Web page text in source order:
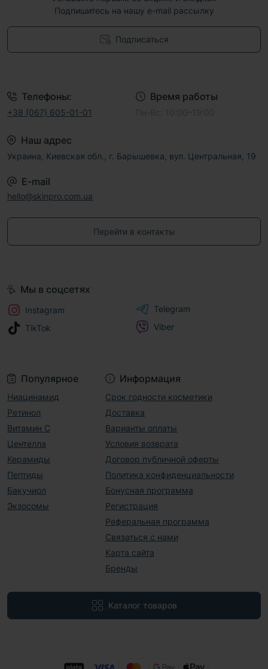
Подпишитесь на нашу e-mail рассылку
Подписаться
Телефоны:
+38 (067) 605-01-01
Время работы
Наш адрес
Украина, Киевская обл., г. Барышевка, вул. Центральная, 19
E-mail
hello@skinpro.com.ua
Перейти в контакты
Популярное
Ниацинамид
Ретинол
Витамин С
Центелла
Керамиды
Пептиды
Бакучиол
Экзосомы
Информация
Срок годности косметики
Доставка
Варианты оплаты
Условия возврата
Договор публичной оферты
Политика конфиденциальности
Бонусная программа
Регистрация
Реферальная программа
Связаться с нами
Карта сайта
Бренды
Каталог товаров
Мы в соцсетях
Instagram
TikTok
Telegram
Viber